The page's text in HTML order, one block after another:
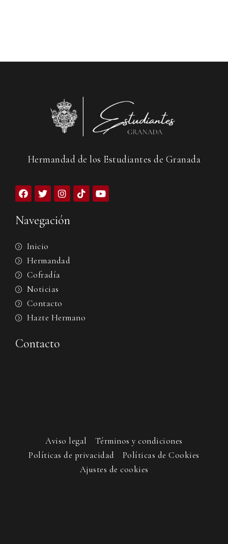
Hermandad de los Estudiantes de Granada
Navegación
Inicio
Hermandad
Cofradía
Noticias
Contacto
Hazte Hermano
Contacto
Aviso legal
Términos y condiciones
Políticas de privacidad
Políticas de Cookies
Ajustes de cookies